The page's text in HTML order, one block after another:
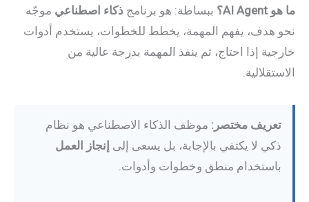
ما هو AI Agent؟
ببساطة: هو برنامج ذكاء اصطناعي موجّه
نحو هدف، يفهم المهمة، يخطط للخطوات، يستخدم أدوات
خارجية إذا احتاج، ثم ينفذ المهمة بدرجة عالية من
الاستقلالية.
تعريف مختصر: موظف الذكاء الاصطناعي هو نظام
ذكي لا يكتفي بالإجابة، بل يسعى إلى إنجاز العمل
باستخدام منطق وخطوات وأدوات.